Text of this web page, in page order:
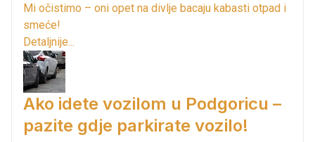
Mi očistimo – oni opet na divlje bacaju kabasti otpad i
smeće!
Detaljnije...
Ako idete vozilom u Podgoricu –
pazite gdje parkirate vozilo!